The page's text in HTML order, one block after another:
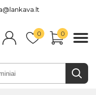
0 0